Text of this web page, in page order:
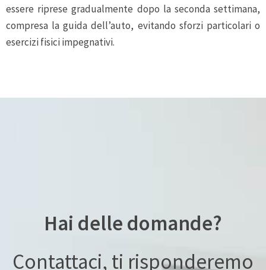
essere riprese gradualmente dopo la seconda settimana,
compresa la guida dell’auto, evitando sforzi particolari o
esercizi fisici impegnativi.
Hai delle domande?
Contattaci, ti risponderemo